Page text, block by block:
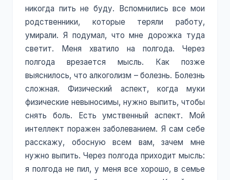
никогда пить не буду. Вспомнились все мои
родственники, которые теряли работу,
умирали. Я подумал, что мне дорожка туда
светит. Меня хватило на полгода. Через
полгода врезается мысль. Как позже
выяснилось, что алкоголизм – болезнь. Болезнь
сложная. Физический аспект, когда муки
физические невыносимы, нужно выпить, чтобы
снять боль. Есть умственный аспект. Мой
интеллект поражен заболеванием. Я сам себе
расскажу, обосную всем вам, зачем мне
нужно выпить. Через полгода приходит мысль:
я полгода не пил, у меня все хорошо, в семье